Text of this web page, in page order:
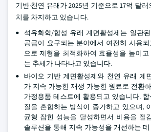
기반·천연 유래가 2025년 기준으로 17억 달
치를 차지하고 있습니다.
석유화학/합성 유래 계면활성제는 일관
공급이 요구되는 분야에서 여전히 사용
으로 제형을 최적화하여 효율성을 높이
는 추세가 나타나고 있습니다.
바이오 기반 계면활성제와 천연 유래 계
가 지속 가능한 재생 가능한 원료로 전환
가정용품 테스트에 활용되고 있습니다.
질을 혼합하는 방식이 증가하고 있으며,
균형 잡힌 성능을 달성하면서 비용을 절
솔루션을 통해 지속 가능성을 개선하는